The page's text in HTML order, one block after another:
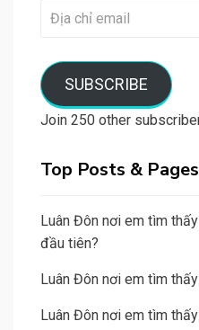
Địa
SUBSCRIBE
Join 250 other
Top Posts & Pages
Luân Đôn nơi em tìm
đầu tiên?
Luân Đôn nơi em tìm
Luân Đôn nơi em tìm